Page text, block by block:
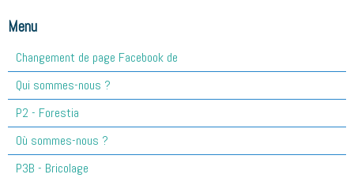
Menu
Changement de page Facebook de
Qui sommes-nous ?
P2 - Forestia
Où sommes-nous ?
P3B - Bricolage